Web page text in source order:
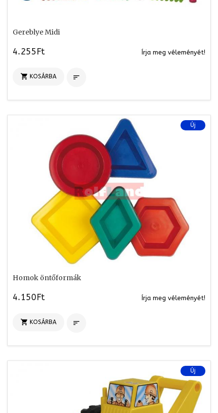
Gereblye Midi
4.255Ft Írja meg véleményét!
 KOSÁRBA 
Új
Homok öntőformák
4.150Ft Írja meg véleményét!
 KOSÁRBA 
Új